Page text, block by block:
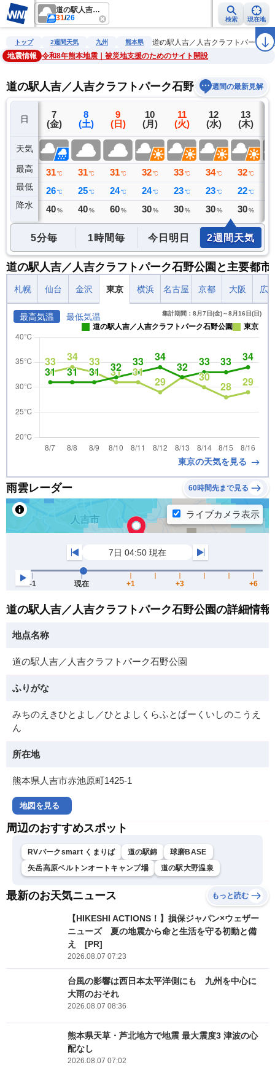
道の駅人吉／人吉クラフトパーク石野公園
31/26 検索 現在地
雨雲レーダー 台風情報 地震情報 警報・注意報 2週間天気 ラ
トップ 2週間天気 九州 熊本県
道の駅人吉／人吉クラフトパーク石
地震情報
令和8年熊本地震｜被災地支援のためのサイト開設
道の駅人吉／人吉クラフトパーク石野公園の2週間天
週間の最新見解
日
天気
最高
最低
降水
6
(木)
34 ℃
25 ℃
1 ミリ
7
(金)
31 ℃
26 ℃
40 %
8
(土)
31 ℃
25 ℃
40 %
9
(日)
31 ℃
24 ℃
60 %
10
(月)
32 ℃
24 ℃
30 %
11
(火)
33 ℃
23 ℃
30 %
12
(水)
34 ℃
23 ℃
30 %
13
(木)
32 ℃
22 ℃
30 %
5分毎 1時間毎 今日明日 2週間天気
道の駅人吉／人吉クラフトパーク石野公園と主要都市
札幌 仙台 金沢 東京 横浜 名古屋 京都 大阪 広
最高気温 最低気温 集計期間：8月7日(金)～8月16日(日)
道の駅人吉／人吉クラフトパーク石野公園 東京
東京の天気を見る
雨雲レーダー 60時間先まで見る
道の駅人吉／人吉クラフトパーク石野公園の詳細情報
地点名称
道の駅人吉／人吉クラフトパーク石野公園
ふりがな
みちのえきひとよし／ひとよしくらふとぱーくいしのこうえ
ん
所在地
熊本県人吉市赤池原町1425-1
地図を見る
周辺のおすすめスポット
RVパークsmart くまりば 道の駅錦
球磨BASE
矢岳高原ベルトンオートキャンプ場
道の駅大野温泉
最新のお天気ニュース もっと読む
【HIKESHI ACTIONS！】損保ジャパン×ウェザー
ニューズ 夏の地震から命と生活を守る初動と備
え [PR]
2026.08.07 07:23
台風の影響は西日本太平洋側にも 九州を中心に
大雨のおそれ
2026.08.07 08:36
熊本県天草・芦北地方で地震 最大震度3 津波の心
配なし
2026.08.07 07:02